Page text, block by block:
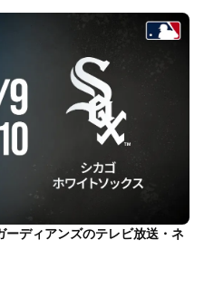
ーディアンズのテレビ放送・ネ